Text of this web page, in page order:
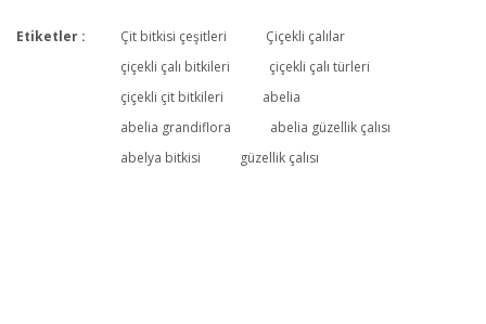
Bu ürüne ilk yorumu siz yapın!
Yorum Yaz
Etiketler : Çit bitkisi çeşitleri
Çiçekli çalılar
çiçekli çalı bitkileri
çiçekli çalı türleri
çiçekli çit bitkileri
abelia
abelia grandiflora
abelia güzellik çalısı
abelya bitkisi
güzellik çalısı